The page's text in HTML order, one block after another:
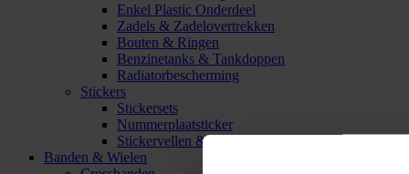
Enkel Plastic Onderdeel
Zadels & Zadelovertrekken
Bouten & Ringen
Benzinetanks & Tankdoppen
Radiatorbescherming
Stickers
Stickersets
Nummerplaatsticker
Stickervellen & Stickers
Banden & Wielen